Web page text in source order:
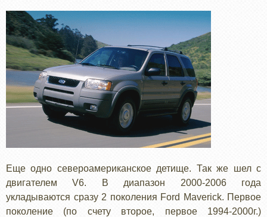
Еще одно североамериканское детище. Так же шел с
двигателем V6. В диапазон 2000-2006 года
укладываются сразу 2 поколения Ford Maverick. Первое
поколение (по счету второе, первое 1994-2000г.)